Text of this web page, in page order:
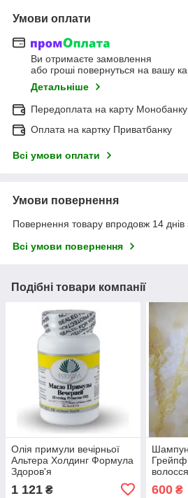
Умови оплати
Ви отримаєте замовлення
або гроші повернуться на вашу
Детальніше
Передоплата на карту Монобанку
Оплата на картку Приватбанку
Всі умови оплати
Умови повернення
Повернення товару впродовж 14 днів
Всі умови повернення
Подібні товари компанії
Олія примули вечірньої
Альтера Холдинг Формула
Здоров'я
1 121 ₴ 600₴